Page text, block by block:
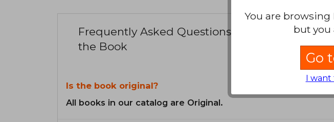
Frequently Asked Questions about
the Book
Is the book original?
All books in our catalog are Original.
You are browsing
but you
Go
I